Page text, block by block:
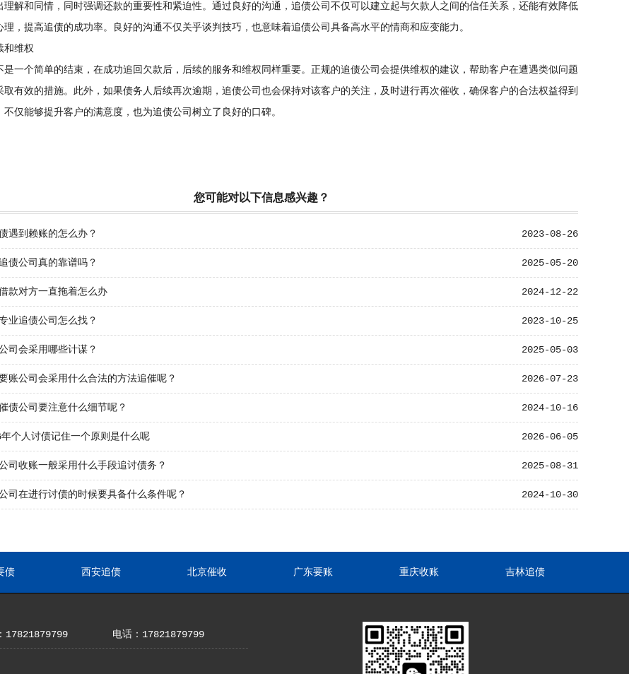
理解和同情，同时强调还款的重要性和紧迫性。通过良好的沟通，追债公司不仅可以建立起与欠款人之间的信任关系，还能有效降低
理，提高追债的成功率。良好的沟通不仅关乎谈判技巧，也意味着追债公司具备高水平的情商和应变能力。
维权
个简单的结束，在成功追回欠款后，后续的服务和维权同样重要。正规的追债公司会提供维权的建议，帮助客户在遭遇类似问题
取有效的措施。此外，如果债务人后续再次逾期，追债公司也会保持对该客户的关注，及时进行再次催收，确保客户的合法权益得到
不仅能够提升客户的满意度，也为追债公司树立了良好的口碑。
您可能对以下信息感兴趣？
2023-08-26
遇到赖账的怎么办？
2025-05-20
债公司真的靠谱吗？
2024-12-22
款对方一直拖着怎么办
2023-10-25
业追债公司怎么找？
2025-05-03
司会采用哪些计谋？
2026-07-23
账公司会采用什么合法的方法追催呢？
2024-10-16
债公司要注意什么细节呢？
2026-06-05
个人讨债记住一个原则是什么呢
2025-08-31
司收账一般采用什么手段追讨债务？
2024-10-30
司在进行讨债的时候要具备什么条件呢？
债 西安追债 北京催收 广东要账 重庆收账 吉林追债
17821879799 电话：17821879799